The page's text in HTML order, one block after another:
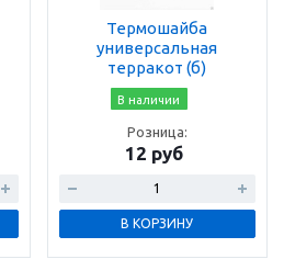
Термошайба
универсальная
терракот (б)
В наличии
Розница:
12 руб
В КОРЗИНУ